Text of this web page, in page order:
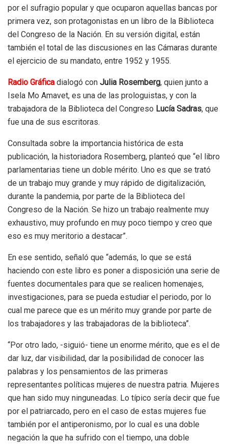
por el sufragio popular y que ocuparon aquellas bancas por
primera vez, son protagonistas en un libro de la Biblioteca
del Congreso de la Nación. En su versión digital, están
también el total de las discusiones en las Cámaras durante
el ejercicio de su mandato, entre 1952 y 1955.
Radio Gráfica dialogó con Julia Rosemberg, quien junto a
Isela Mo Amavet, es una de las prologuistas, y con la
trabajadora de la Biblioteca del Congreso Lucía Sadras, que
fue una de sus escritoras.
Consultada sobre la importancia histórica de esta
publicación, la historiadora Rosemberg, planteó que “el libro
parlamentarias tiene un doble mérito. Uno es que se trató
de un trabajo muy grande y muy rápido de digitalización,
durante la pandemia, por parte de la Biblioteca del
Congreso de la Nación. Se hizo un trabajo realmente muy
exhaustivo, muy profundo en muy poco tiempo y creo que
eso es muy meritorio a destacar”.
En ese sentido, señaló que “además, lo que se está
haciendo con este libro es poner a disposición una serie de
fuentes documentales para que se realicen homenajes,
investigaciones, para se pueda estudiar el periodo, por lo
cual me parece que es un mérito muy grande por parte de
los trabajadores y las trabajadoras de la biblioteca”.
“Por otro lado, -siguió- tiene un enorme mérito, que es el de
dar luz, dar visibilidad, dar la posibilidad de conocer las
palabras y los pensamientos de las primeras
representantes políticas mujeres de nuestra patria. Mujeres
que han sido muy ninguneadas. Lo típico sería decir que fue
por el patriarcado, pero en el caso de estas mujeres fue
también por el antiperonismo, por lo cual es una doble
negación la que ha sufrido con el tiempo, una doble